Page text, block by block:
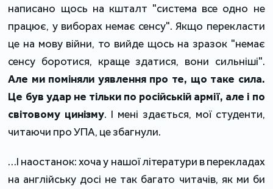
написано щось на кшталт "система все одно не
працює, у виборах немає сенсу". Якщо перекласти
це на мову війни, то вийде щось на зразок "немає
сенсу боротися, краще здатися, вони сильніші".
Але ми поміняли уявлення про те, що таке сила.
Це був удар не тільки по російській армії, але і по
світовому цинізму. І мені здається, мої студенти,
читаючи про УПА, це збагнули.
…І наостанок: хоча у нашої літератури в перекладах
на англійську досі не так багато читачів, як ми би